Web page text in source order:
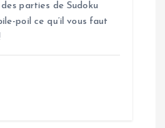
parties de Sudoku
poil ce qu’il vous faut